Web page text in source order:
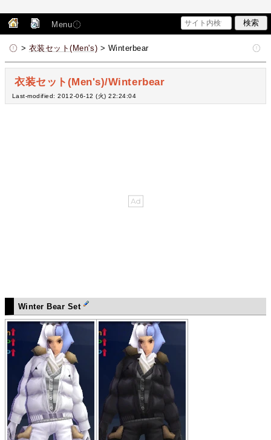
Menu
> 衣装セット(Men's) > Winterbear
衣装セット(Men's)/Winterbear
Last-modified: 2012-06-12 (火) 22:24:04
Winter Bear Set